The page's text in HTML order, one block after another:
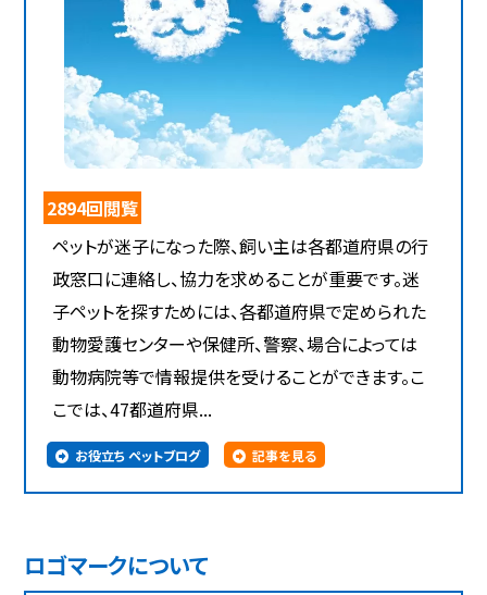
2894回閲覧
ペットが迷子になった際、飼い主は各都道府県の行
政窓口に連絡し、協力を求めることが重要です。迷
子ペットを探すためには、各都道府県で定められた
動物愛護センターや保健所、警察、場合によっては
動物病院等で情報提供を受けることができます。こ
こでは、47都道府県...
お役立ち ペットブログ 記事を見る
ロゴマークについて